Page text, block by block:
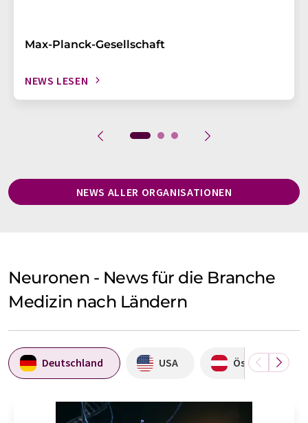
Max-Planck-Gesellschaft
NEWS LESEN
NEWS ALLER ORGANISATIONEN
Neuronen - News für die Branche
Medizin nach Ländern
Deutschland USA Österreich